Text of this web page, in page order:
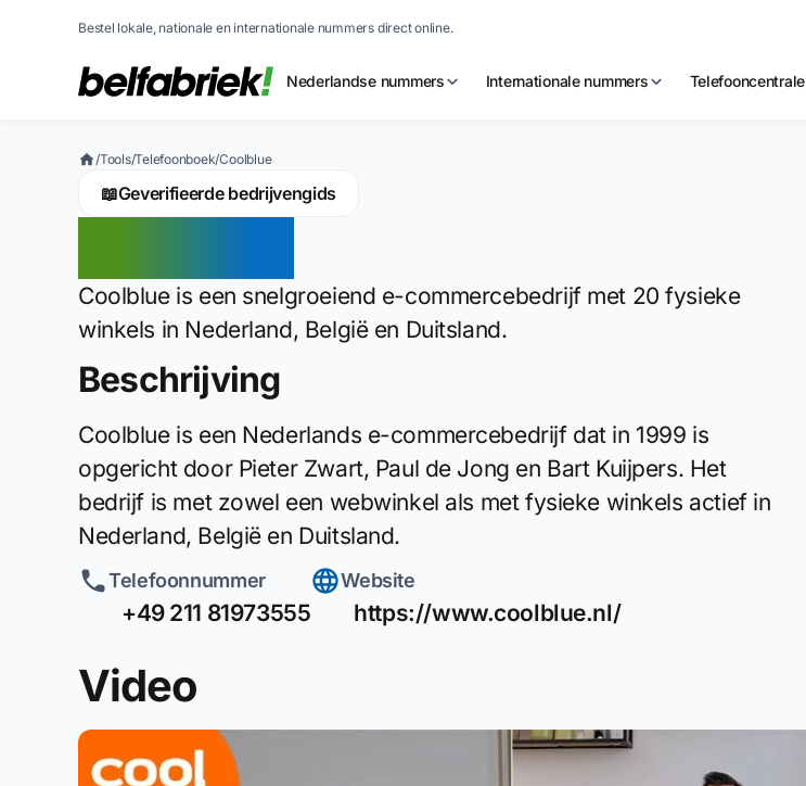
Bestel lokale, nationale en internationale nummers direct online.
Nederlandse nummers Internationale nummers Telefooncentrale
/Tools/Telefoonboek/Coolblue
📖Geverifieerde bedrijvengids
Coolblue is een snelgroeiend e-commercebedrijf met 20 fysieke
winkels in Nederland, België en Duitsland.
Beschrijving
Coolblue is een Nederlands e-commercebedrijf dat in 1999 is
opgericht door Pieter Zwart, Paul de Jong en Bart Kuijpers. Het
bedrijf is met zowel een webwinkel als met fysieke winkels actief in
Nederland, België en Duitsland.
Telefoonnummer
+49 211 81973555
Website
https://www.coolblue.nl/
Video